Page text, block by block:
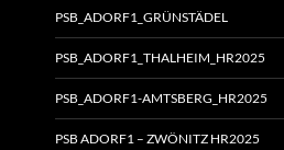
PSB_ADORF1_GRÜNSTÄDEL
PSB_ADORF1_THALHEIM_HR2025
PSB_ADORF1-AMTSBERG_HR2025
PSB ADORF1 – ZWÖNITZ HR2025